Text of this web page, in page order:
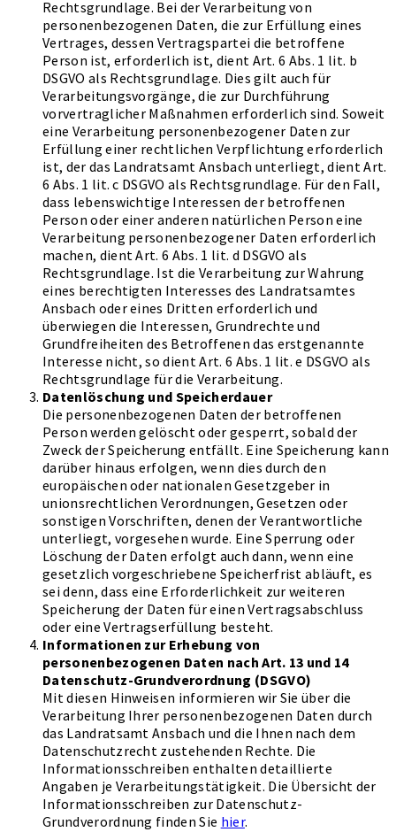
Rechtsgrundlage. Bei der Verarbeitung von
personenbezogenen Daten, die zur Erfüllung eines
Vertrages, dessen Vertragspartei die betroffene
Person ist, erforderlich ist, dient Art. 6 Abs. 1 lit. b
DSGVO als Rechtsgrundlage. Dies gilt auch für
Verarbeitungsvorgänge, die zur Durchführung
vorvertraglicher Maßnahmen erforderlich sind. Soweit
eine Verarbeitung personenbezogener Daten zur
Erfüllung einer rechtlichen Verpflichtung erforderlich
ist, der das Landratsamt Ansbach unterliegt, dient Art.
6 Abs. 1 lit. c DSGVO als Rechtsgrundlage. Für den Fall,
dass lebenswichtige Interessen der betroffenen
Person oder einer anderen natürlichen Person eine
Verarbeitung personenbezogener Daten erforderlich
machen, dient Art. 6 Abs. 1 lit. d DSGVO als
Rechtsgrundlage. Ist die Verarbeitung zur Wahrung
eines berechtigten Interesses des Landratsamtes
Ansbach oder eines Dritten erforderlich und
überwiegen die Interessen, Grundrechte und
Grundfreiheiten des Betroffenen das erstgenannte
Interesse nicht, so dient Art. 6 Abs. 1 lit. e DSGVO als
Rechtsgrundlage für die Verarbeitung.
Datenlöschung und Speicherdauer
Die personenbezogenen Daten der betroffenen
Person werden gelöscht oder gesperrt, sobald der
Zweck der Speicherung entfällt. Eine Speicherung kann
darüber hinaus erfolgen, wenn dies durch den
europäischen oder nationalen Gesetzgeber in
unionsrechtlichen Verordnungen, Gesetzen oder
sonstigen Vorschriften, denen der Verantwortliche
unterliegt, vorgesehen wurde. Eine Sperrung oder
Löschung der Daten erfolgt auch dann, wenn eine
gesetzlich vorgeschriebene Speicherfrist abläuft, es
sei denn, dass eine Erforderlichkeit zur weiteren
Speicherung der Daten für einen Vertragsabschluss
oder eine Vertragserfüllung besteht.
Informationen zur Erhebung von
personenbezogenen Daten nach Art. 13 und 14
Datenschutz-Grundverordnung (DSGVO)
Mit diesen Hinweisen informieren wir Sie über die
Verarbeitung Ihrer personenbezogenen Daten durch
das Landratsamt Ansbach und die Ihnen nach dem
Datenschutzrecht zustehenden Rechte. Die
Informationsschreiben enthalten detaillierte
Angaben je Verarbeitungstätigkeit. Die Übersicht der
Informationsschreiben zur Datenschutz-
Grundverordnung finden Sie hier.